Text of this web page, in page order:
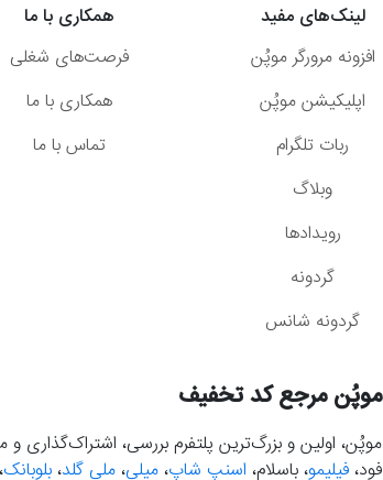
لینک‌های مفید
افزونه مرورگر موپُن
اپلیکیشن موپُن
ربات تلگرام
وبلاگ
رویدادها
گردونه
گردونه شانس
همکاری با ما
فرصت‌های شغلی
همکاری با ما
تماس با ما
موپُن مرجع کد تخفیف
موپُن، اولین و بزرگ‌ترین پلتفرم بررسی، اشتراک‌گذاری
فود، فیلیمو، باسلام، اسنپ شاپ، میلی، ملی گلد، بلوبانک،